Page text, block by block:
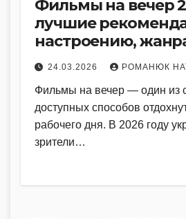
Фильмы на вечер
лучшие
настроению,
стримингам
24.03.2026 РОМАНЮК
Фильмы на вечер — один из
доступных способов
рабочего дня. В 2026 году
зрители…